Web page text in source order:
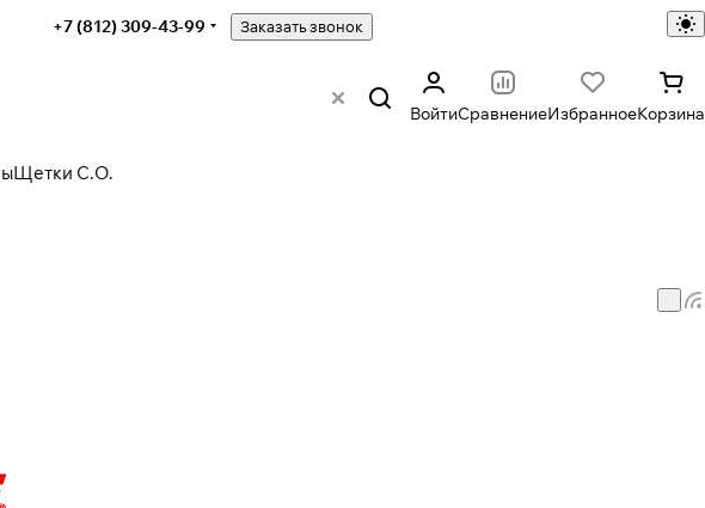
+7 (812) 309-43-99 Заказать звонок
ВойтиСравнениеИзбранноеКорзина
Щетки С.О.